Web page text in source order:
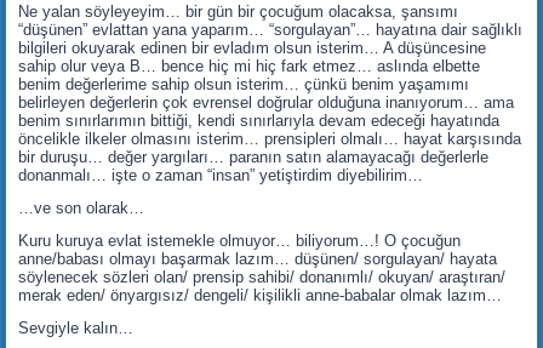
Ne yalan söyleyeyim… bir gün bir çocuğum olacaksa, şansımı
“düşünen” evlattan yana yaparım… “sorgulayan”… hayatına dair sağlıklı
bilgileri okuyarak edinen bir evladım olsun isterim… A düşüncesine
sahip olur veya B… bence hiç mi hiç fark etmez… aslında elbette
benim değerlerime sahip olsun isterim… çünkü benim yaşamımı
belirleyen değerlerin çok evrensel doğrular olduğuna inanıyorum… ama
benim sınırlarımın bittiği, kendi sınırlarıyla devam edeceği hayatında
öncelikle ilkeler olmasını isterim… prensipleri olmalı… hayat karşısında
bir duruşu… değer yargıları… paranın satın alamayacağı değerlerle
donanmalı… işte o zaman “insan” yetiştirdim diyebilirim…
…ve son olarak…
Kuru kuruya evlat istemekle olmuyor… biliyorum…! O çocuğun
anne/babası olmayı başarmak lazım… düşünen/ sorgulayan/ hayata
söylenecek sözleri olan/ prensip sahibi/ donanımlı/ okuyan/ araştıran/
merak eden/ önyargısız/ dengeli/ kişilikli anne-babalar olmak lazım…
Sevgiyle kalın…